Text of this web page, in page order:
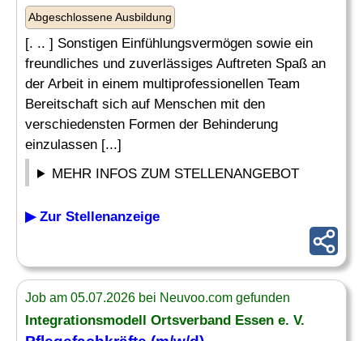
Abgeschlossene Ausbildung
[. .. ] Sonstigen Einfühlungsvermögen sowie ein
freundliches und zuverlässiges Auftreten Spaß an
der Arbeit in einem multiprofessionellen Team
Bereitschaft sich auf Menschen mit den
verschiedensten Formen der Behinderung
einzulassen [...]
MEHR INFOS ZUM STELLENANGEBOT
▶ Zur Stellenanzeige
Job am 05.07.2026 bei Neuvoo.com gefunden
Integrationsmodell Ortsverband Essen e. V.